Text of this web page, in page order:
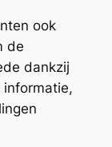
ook
de
dankzij